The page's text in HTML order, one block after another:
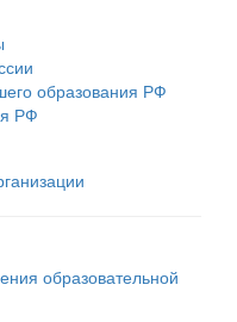
образования РФ
РФ
образовательной